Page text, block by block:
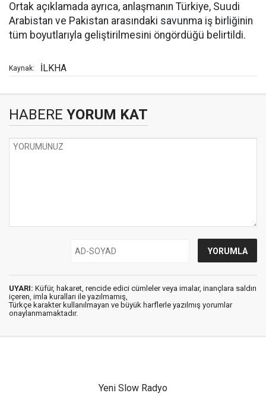
Ortak açıklamada ayrıca, anlaşmanın Türkiye, Suudi
Arabistan ve Pakistan arasındaki savunma iş birliğinin
tüm boyutlarıyla geliştirilmesini öngördüğü belirtildi.
Kaynak: İLKHA
HABERE YORUM KAT
UYARI: Küfür, hakaret, rencide edici cümleler veya imalar, inançlara saldırı
içeren, imla kuralları ile yazılmamış,
Türkçe karakter kullanılmayan ve büyük harflerle yazılmış yorumlar
onaylanmamaktadır.
Yeni Slow Radyo